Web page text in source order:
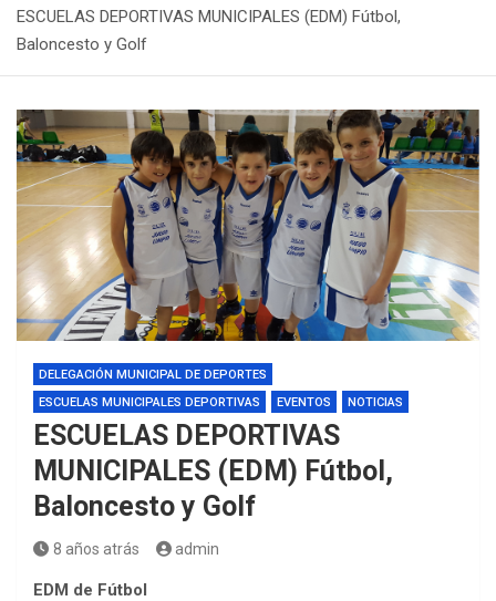
ESCUELAS DEPORTIVAS MUNICIPALES (EDM) Fútbol,
Baloncesto y Golf
DELEGACIÓN MUNICIPAL DE DEPORTES
ESCUELAS MUNICIPALES DEPORTIVAS
EVENTOS NOTICIAS
ESCUELAS DEPORTIVAS
MUNICIPALES (EDM) Fútbol,
Baloncesto y Golf
8 años atrás admin
EDM de Fútbol